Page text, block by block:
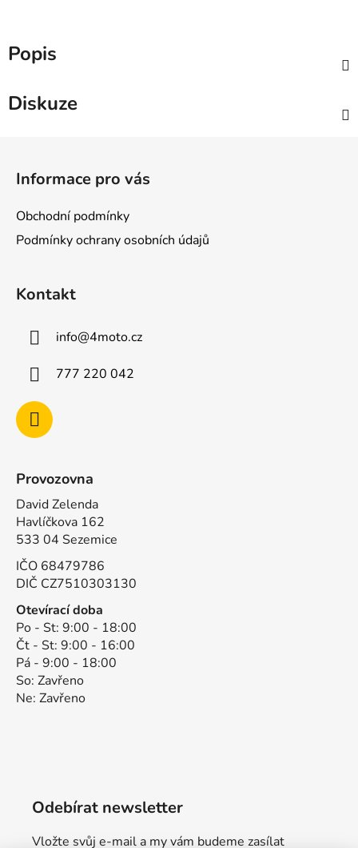
Popis
Diskuze
Informace pro vás
Obchodní podmínky
Podmínky ochrany osobních údajů
Kontakt
info@4moto.cz
777 220 042
Provozovna
David Zelenda
Havlíčkova 162
533 04 Sezemice
IČO 68479786
DIČ CZ7510303130
Otevírací doba
Po - St: 9:00 - 18:00
Čt - St: 9:00 - 16:00
Pá - 9:00 - 18:00
So: Zavřeno
Ne: Zavřeno
Odebírat newsletter
Vložte svůj e-mail a my vám budeme zasílat